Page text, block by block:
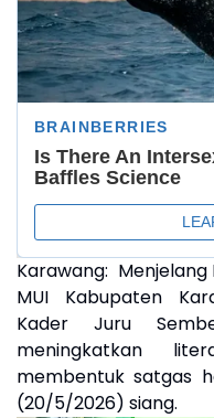
Karawang: Menjelang
MUI Kabupaten
Kader Juru
meningkatkan
membentuk satgas
(20/5/2026) siang.